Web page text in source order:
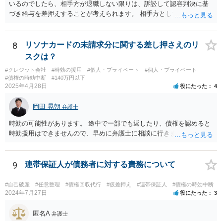
いるのでしたら、相手方が退職しない限りは、訴訟して認容判決に基
づき給与を差押えすることが考えられます。 相手方としては上記のと
まとまる可能性もあると思います。 借用書などの記録をもって弁護士
にご相談されることをおすすめします。
8
リソナカードの未請求分に関する差し押さえのリ
スクは？
#クレジット会社 #時効の援用 #個人・プライベート
#個人・プライベート
#債権の時効中断
#140万円以下
2025年4月28日 役にたった 4
岡田 晃朝 弁護士
時効の可能性があります。 途中で一部でも返したり、債権を認めると
時効援用はできませんので、早めに弁護士に相談に行きましょう。
9 連帯保証人が債務者に対する責務について
#自己破産 #任意整理 #債権回収代行 #仮差押え #連帯保証人 #債権の時効中断
2024年7月27日 役にたった 3
匿名A 弁護士